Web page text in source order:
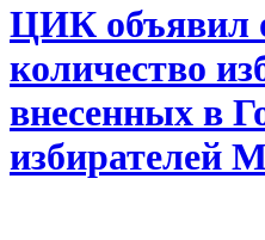
ЦИК объявил
количество
внесенных в
избирателей